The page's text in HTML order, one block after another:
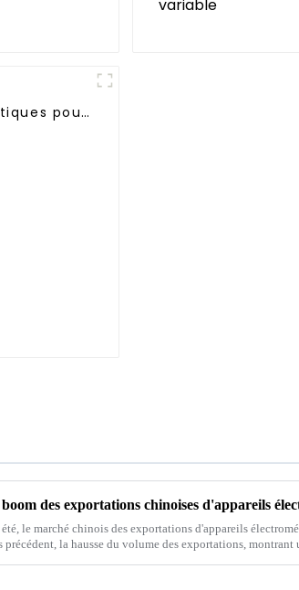
pour
le marché chinois des exportations d'appareils
précédent, la hausse du volume des exportations,